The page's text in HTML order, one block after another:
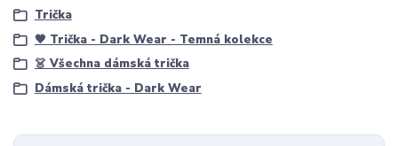
Trička
🖤 Trička - Dark Wear - Temná kolekce
👗 Všechna dámská trička
Dámská trička - Dark Wear